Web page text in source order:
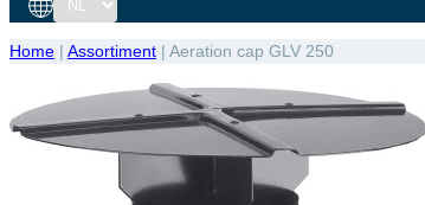
Taal
Home | Assortiment | Aeration cap GLV 250